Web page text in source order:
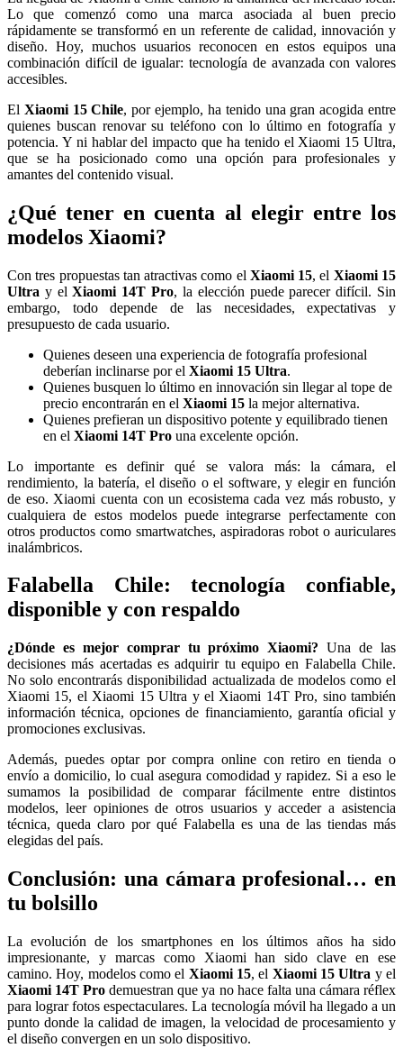
Lo que comenzó como una marca asociada al buen precio
rápidamente se transformó en un referente de calidad, innovación y
diseño. Hoy, muchos usuarios reconocen en estos equipos una
combinación difícil de igualar: tecnología de avanzada con valores
accesibles.
El Xiaomi 15 Chile, por ejemplo, ha tenido una gran acogida entre
quienes buscan renovar su teléfono con lo último en fotografía y
potencia. Y ni hablar del impacto que ha tenido el Xiaomi 15 Ultra,
que se ha posicionado como una opción para profesionales y
amantes del contenido visual.
¿Qué tener en cuenta al elegir entre los
modelos Xiaomi?
Con tres propuestas tan atractivas como el Xiaomi 15, el Xiaomi 15
Ultra y elXiaomi 14T Pro, la elección puede parecer difícil. Sin
embargo, todo depende de las necesidades, expectativas y
presupuesto de cada usuario.
Quienes deseen una experiencia de fotografía profesional
deberían inclinarse por el Xiaomi 15 Ultra.
Quienes busquen lo último en innovación sin llegar al tope de
precio encontrarán en el Xiaomi 15 la mejor alternativa.
Quienes prefieran un dispositivo potente y equilibrado tienen
en el Xiaomi 14T Pro una excelente opción.
Lo importante es definir qué se valora más: la cámara, el
rendimiento, la batería, el diseño o el software, y elegir en función
de eso. Xiaomi cuenta con un ecosistema cada vez más robusto, y
cualquiera de estos modelos puede integrarse perfectamente con
otros productos como smartwatches, aspiradoras robot o auriculares
inalámbricos.
Falabella Chile: tecnología confiable,
disponible y con respaldo
¿Dónde es mejor comprar tu próximo Xiaomi? Una de las
decisiones más acertadas es adquirir tu equipo en Falabella Chile.
No solo encontrarás disponibilidad actualizada de modelos como el
Xiaomi 15, el Xiaomi 15 Ultra y el Xiaomi 14T Pro, sino también
información técnica, opciones de financiamiento, garantía oficial y
promociones exclusivas.
Además, puedes optar por compra online con retiro en tienda o
envío a domicilio, lo cual asegura comodidad y rapidez. Si a eso le
sumamos la posibilidad de comparar fácilmente entre distintos
modelos, leer opiniones de otros usuarios y acceder a asistencia
técnica, queda claro por qué Falabella es una de las tiendas más
elegidas del país.
Conclusión: una cámara profesional… en
tu bolsillo
La evolución de los smartphones en los últimos años ha sido
impresionante, y marcas como Xiaomi han sido clave en ese
camino. Hoy, modelos como el Xiaomi 15, el Xiaomi 15 Ultra y el
Xiaomi 14T Pro demuestran que ya no hace falta una cámara réflex
para lograr fotos espectaculares. La tecnología móvil ha llegado a un
punto donde la calidad de imagen, la velocidad de procesamiento y
el diseño convergen en un solo dispositivo.